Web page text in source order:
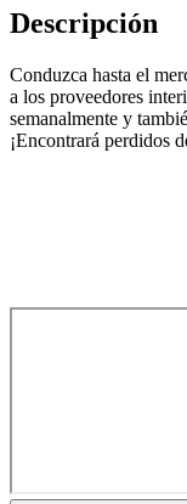
Descripción
Conduzca hasta el
a los proveedores
semanalmente y
¡Encontrará perdidos